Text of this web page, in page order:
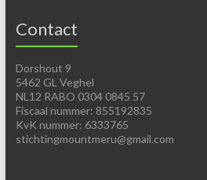
Contact
Dorshout 9
5462 GL Veghel
NL12 RABO 0304 0845 57
Fiscaal nummer: 855192835
KvK nummer: 6333765
stichtingmountmeru@gmail.com